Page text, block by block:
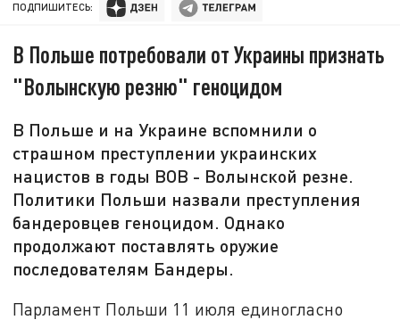
ПОДПИШИТЕСЬ:
В Польше потребовали от Украины признать
"Волынскую резню" геноцидом
В Польше и на Украине вспомнили о
страшном преступлении украинских
нацистов в годы ВОВ - Волынской резне.
Политики Польши назвали преступления
бандеровцев геноцидом. Однако
продолжают поставлять оружие
последователям Бандеры.
Парламент Польши 11 июля единогласно